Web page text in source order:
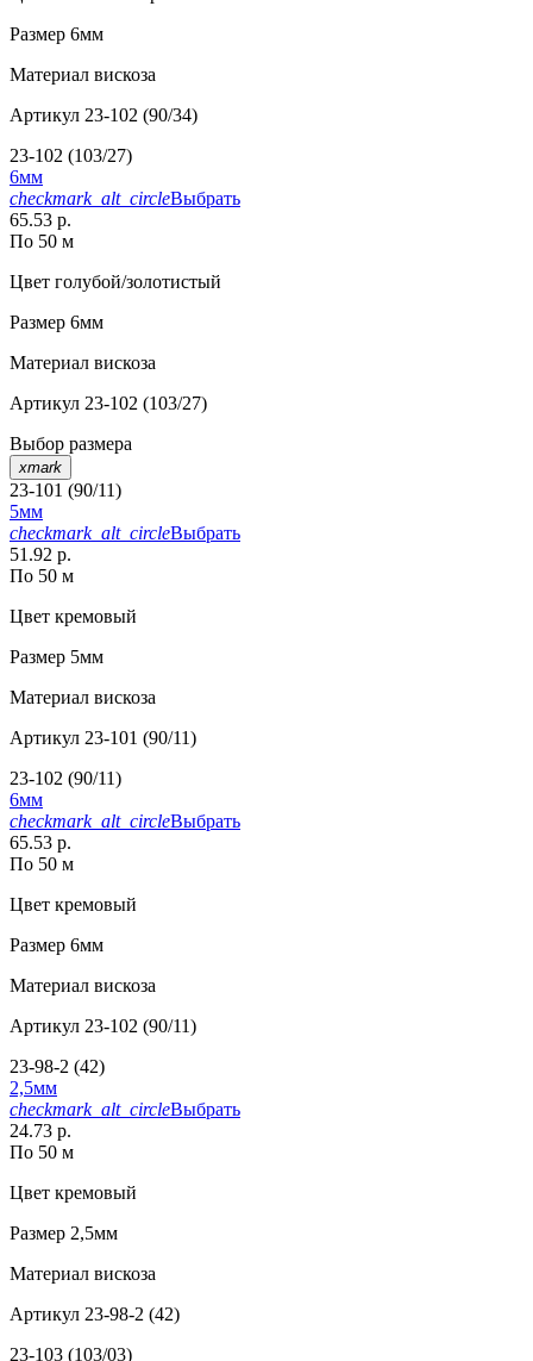
Размер 6мм
Материал вискоза
Артикул 23-102 (90/34)
23-102 (103/27)
6мм
checkmark_alt_circleВыбрать
65.53 р.
По 50 м
Цвет голубой/золотистый
Размер 6мм
Материал вискоза
Артикул 23-102 (103/27)
Выбор размера
xmark
23-101 (90/11)
5мм
checkmark_alt_circleВыбрать
51.92 р.
По 50 м
Цвет кремовый
Размер 5мм
Материал вискоза
Артикул 23-101 (90/11)
23-102 (90/11)
6мм
checkmark_alt_circleВыбрать
65.53 р.
По 50 м
Цвет кремовый
Размер 6мм
Материал вискоза
Артикул 23-102 (90/11)
23-98-2 (42)
2,5мм
checkmark_alt_circleВыбрать
24.73 р.
По 50 м
Цвет кремовый
Размер 2,5мм
Материал вискоза
Артикул 23-98-2 (42)
23-103 (103/03)